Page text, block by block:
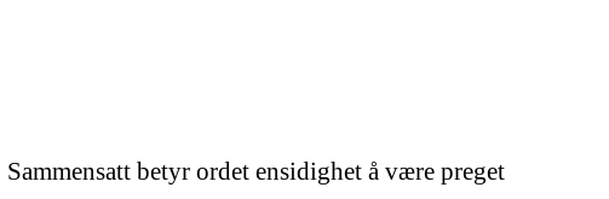
betyr ordet ensidighet å være preget